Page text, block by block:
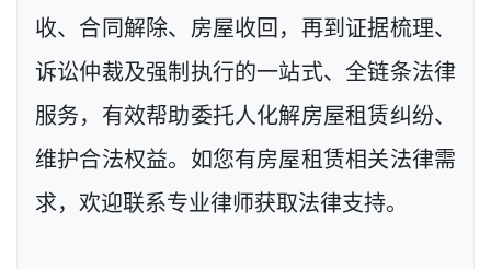
收、合同解除、房屋收回，再到证据梳理、
诉讼仲裁及强制执行的一站式、全链条法律
服务，有效帮助委托人化解房屋租赁纠纷、
维护合法权益。如您有房屋租赁相关法律需
求，欢迎联系专业律师获取法律支持。